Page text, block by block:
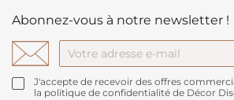
Abonnez-vous à notre newsletter !
J'accepte de recevoir des offres
la politique de confidentialité de Décor